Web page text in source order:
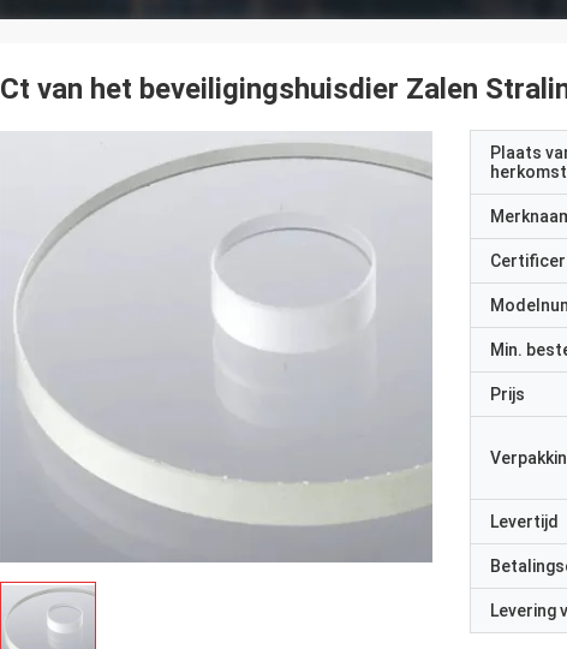
Ct van het beveiligingshuisdier Zalen
Plaats
herkomst
Min.
Prijs
Levertijd
Levering